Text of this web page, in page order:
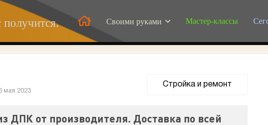
Своими руками Мастер-классы
мая 2023
Стройка и ремонт
ДПК от производителя. Доставка по всей